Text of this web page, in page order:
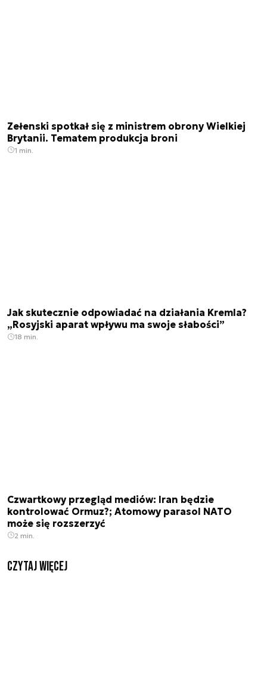
Zełenski spotkał się z ministrem obrony Wielkiej
Brytanii. Tematem produkcja broni
1 min.
Jak skutecznie odpowiadać na działania Kremla?
„Rosyjski aparat wpływu ma swoje słabości”
18 min.
Czwartkowy przegląd mediów: Iran będzie
kontrolować Ormuz?; Atomowy parasol NATO
może się rozszerzyć
2 min.
czytaj więcej